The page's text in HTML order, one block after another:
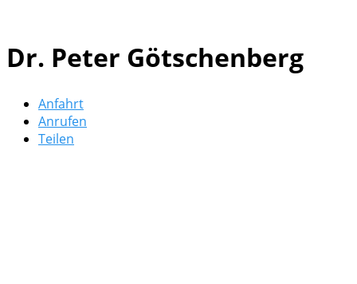
Dr. Peter Götschenberg
Anfahrt
Anrufen
Teilen